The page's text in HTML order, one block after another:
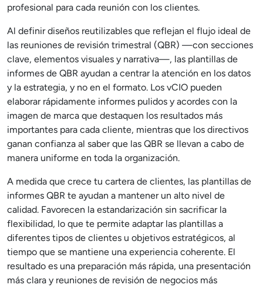
profesional para cada reunión con los clientes.
Al definir diseños reutilizables que reflejan el flujo ideal de
las reuniones de revisión trimestral (QBR) —con secciones
clave, elementos visuales y narrativa—, las plantillas de
informes de QBR ayudan a centrar la atención en los datos
y la estrategia, y no en el formato. Los vCIO pueden
elaborar rápidamente informes pulidos y acordes con la
imagen de marca que destaquen los resultados más
importantes para cada cliente, mientras que los directivos
ganan confianza al saber que las QBR se llevan a cabo de
manera uniforme en toda la organización.
A medida que crece tu cartera de clientes, las plantillas de
informes QBR te ayudan a mantener un alto nivel de
calidad. Favorecen la estandarización sin sacrificar la
flexibilidad, lo que te permite adaptar las plantillas a
diferentes tipos de clientes u objetivos estratégicos, al
tiempo que se mantiene una experiencia coherente. El
resultado es una preparación más rápida, una presentación
más clara y reuniones de revisión de negocios más